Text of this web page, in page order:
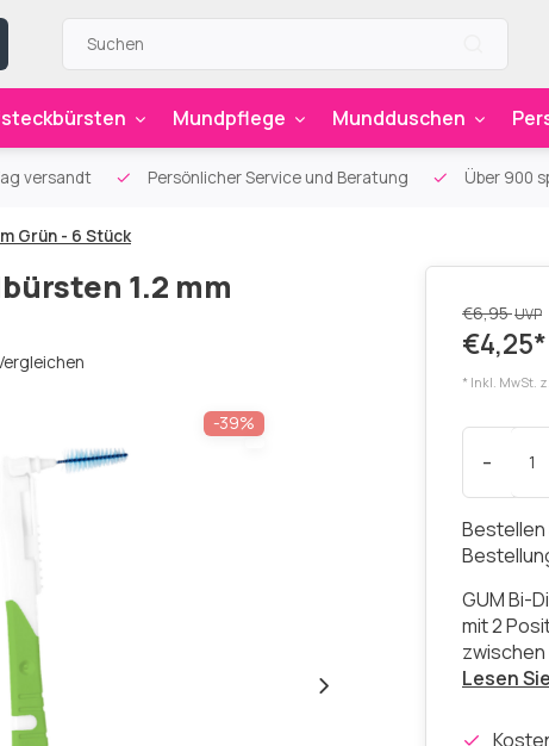
Mundpflege Mundduschen
versandt Persönlicher Service und Beratung Über 900
Grün - 6 Stück
1.2 mm
-39%
€6,95UVP
€4,25*
* Inkl. MwSt.
-
Bestellen
GUM Bi-
mit 2
Lesen